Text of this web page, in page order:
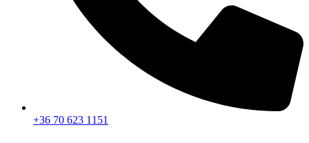
+36 70 623 1151